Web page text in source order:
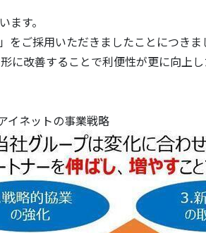
す。
ご採用いただきましたことにつき
改善することで利便性が更に向上
イネットの事業戦略